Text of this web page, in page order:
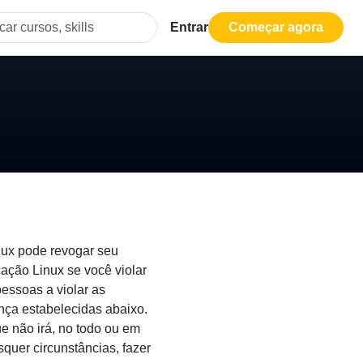
Entrar Começar agora
pode revogar seu
Linux se você violar
a violar as
estabelecidas abaixo.
não irá, no todo ou em
circunstâncias, fazer